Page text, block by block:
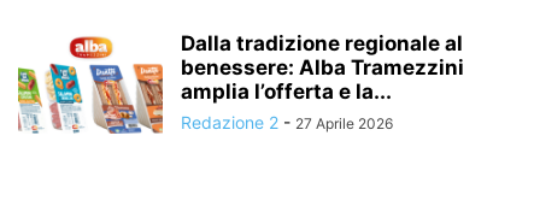
Dalla tradizione regionale al
benessere: Alba Tramezzini
amplia l’offerta e la...
Redazione 2 - 27 Aprile 2026